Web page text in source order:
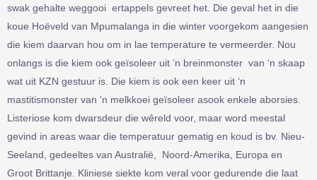
swak gehalte weggooi ertappels gevreet het. Die geval het in die
koue Hoëveld van Mpumalanga in die winter voorgekom aangesien
die kiem daarvan hou om in lae temperature te vermeerder. Nou
onlangs is die kiem ook geїsoleer uit ’n breinmonster van ‘n skaap
wat uit KZN gestuur is. Die kiem is ook een keer uit ‘n
mastitismonster van ‘n melkkoei geїsoleer asook enkele aborsies.
Listeriose kom dwarsdeur die wêreld voor, maar word meestal
gevind in areas waar die temperatuur gematig en koud is bv. Nieu-
Seeland, gedeeltes van Australië, Noord-Amerika, Europa en
Groot Brittanje. Kliniese siekte kom veral voor gedurende die laat